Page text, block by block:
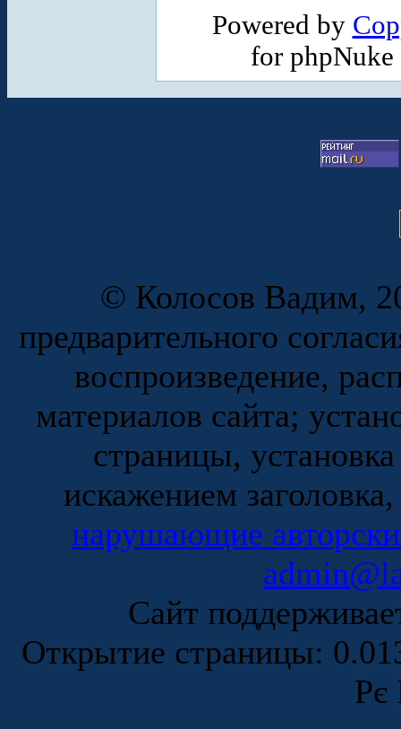
Powered by
for
© Колосов Вадим,
предварительного
воспроизведение,
материалов сайта;
страницы,
искажением
нарушающие
Сайт
Открытие страницы:
Рє